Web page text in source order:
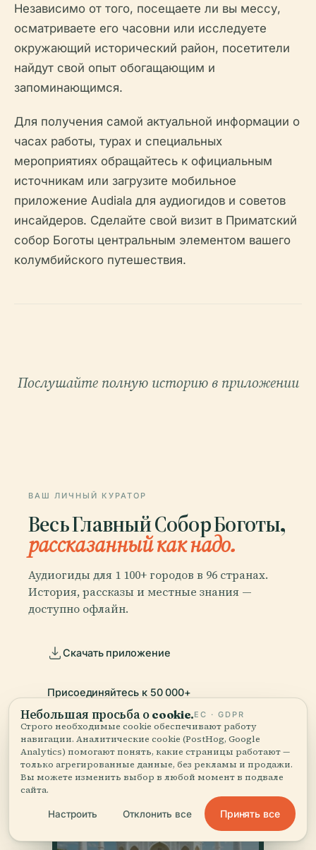
Независимо от того, посещаете ли вы мессу,
осматриваете его часовни или исследуете
окружающий исторический район, посетители
найдут свой опыт обогащающим и
запоминающимся.
Для получения самой актуальной информации о
часах работы, турах и специальных
мероприятиях обращайтесь к официальным
источникам или загрузите мобильное
приложение Audiala для аудиогидов и советов
инсайдеров. Сделайте свой визит в Приматский
собор Боготы центральным элементом вашего
колумбийского путешествия.
Послушайте полную историю в приложении
ВАШ ЛИЧНЫЙ КУРАТОР
Весь Главный Собор Боготы,
рассказанный как надо.
Аудиогиды для 1 100+ городов в 96 странах.
История, рассказы и местные знания —
доступно офлайн.
Скачать приложение
Присоединяйтесь к 50 000+
путешественников
Небольшая просьба о cookie.ЕС · GDPR
Строго необходимые cookie обеспечивают работу
навигации. Аналитические cookie (PostHog, Google
Analytics) помогают понять, какие страницы работают —
только агрегированные данные, без рекламы и продажи.
Вы можете изменить выбор в любой момент в подвале
сайта.
Настроить Отклонить все Принять все